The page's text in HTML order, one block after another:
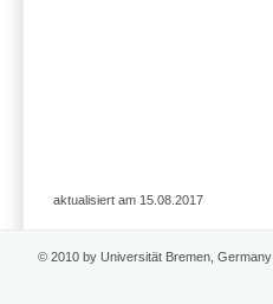
aktualisiert am 15.08.2017
© 2010 by Universität Bremen, Germany